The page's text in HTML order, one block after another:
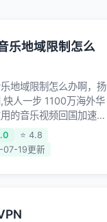
乐地域限制怎么
地域限制怎么办啊，扬
快人一步 1100万海外华
的音乐视频回国加速器
iOS Windows Mac
支持多种加速场景 了解
⭐ 4.8
07-19更新